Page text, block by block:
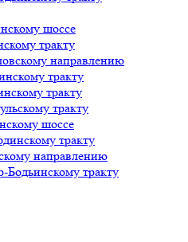
шоссе
тракту
направлению
тракту
тракту
тракту
шоссе
тракту
направлению
тракту